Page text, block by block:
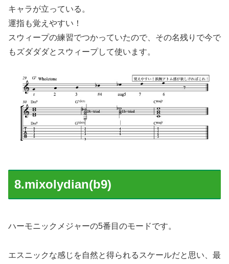
キャラが立っている。
運指も覚えやすい！
スウィープの練習でつかっていたので、その名残りで今で
もズダダダとスウィープして使います。
8.mixolydian(b9)
ハーモニックメジャーの5番目のモードです。
エスニックな感じを自然と得られるスケールだと思い、最